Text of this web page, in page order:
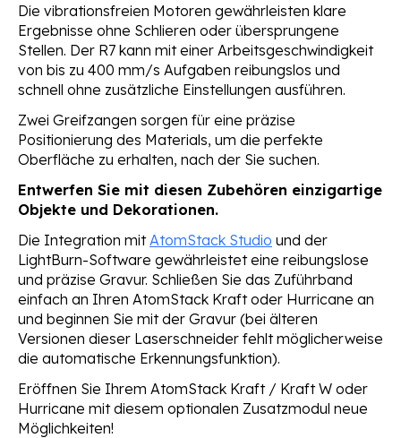
Die vibrationsfreien Motoren gewährleisten klare
Ergebnisse ohne Schlieren oder übersprungene
Stellen. Der R7 kann mit einer Arbeitsgeschwindigkeit
von bis zu 400 mm/s Aufgaben reibungslos und
schnell ohne zusätzliche Einstellungen ausführen.
Zwei Greifzangen sorgen für eine präzise
Positionierung des Materials, um die perfekte
Oberfläche zu erhalten, nach der Sie suchen.
Entwerfen Sie mit diesen Zubehören einzigartige
Objekte und Dekorationen.
Die Integration mit AtomStack Studio und der
LightBurn-Software gewährleistet eine reibungslose
und präzise Gravur. Schließen Sie das Zuführband
einfach an Ihren AtomStack Kraft oder Hurricane an
und beginnen Sie mit der Gravur (bei älteren
Versionen dieser Laserschneider fehlt möglicherweise
die automatische Erkennungsfunktion).
Eröffnen Sie Ihrem AtomStack Kraft / Kraft W oder
Hurricane mit diesem optionalen Zusatzmodul neue
Möglichkeiten!